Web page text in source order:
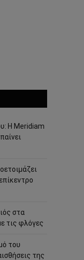
Η Meridiam
στα
τις φλόγες
του
της